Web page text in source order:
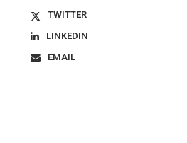
TWITTER
LINKEDIN
EMAIL